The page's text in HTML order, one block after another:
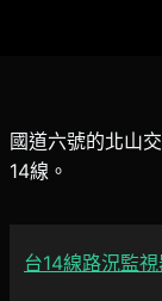
國道六號的北山
14線。
台14線路況監